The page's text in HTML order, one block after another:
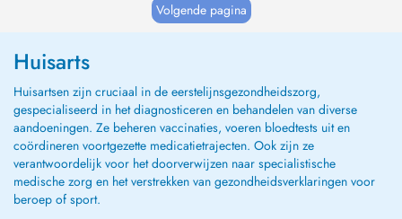
Volgende pagina
Huisarts
Huisartsen zijn cruciaal in de eerstelijnsgezondheidszorg,
gespecialiseerd in het diagnosticeren en behandelen van diverse
aandoeningen. Ze beheren vaccinaties, voeren bloedtests uit en
coördineren voortgezette medicatietrajecten. Ook zijn ze
verantwoordelijk voor het doorverwijzen naar specialistische
medische zorg en het verstrekken van gezondheidsverklaringen voor
beroep of sport.